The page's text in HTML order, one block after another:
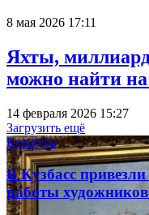
8 мая 2026 17:11
Яхты,
можно найти
14 февраля 2026 15:27
Загрузить ещё
Культура
В Кузбасс
работы